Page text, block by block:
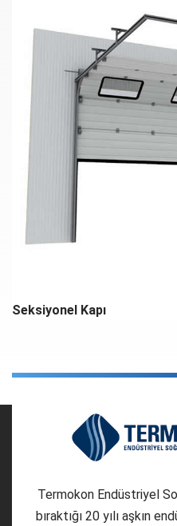
Hızlı PVC Kapılar
Termokon Endüstriyel
bıraktığı 20 yılı aşkın